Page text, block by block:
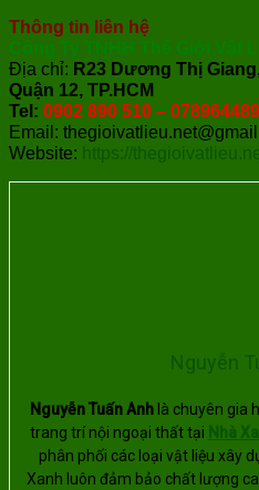
Thông tin liên hệ
Công Ty TNHH Thế Giới Vật
Địa chỉ: R23 Dương Thị
Quận 12, TP.HCM
Tel: 0902 890 510 –
Email:
Website: https://
Nguyễn
Nguyễn Tuấn Anh là chuyên gia
trang trí nội ngoại thất tại Nhà
phân phối các loại vật liệu xây
Xanh luôn đảm bảo chất lượng